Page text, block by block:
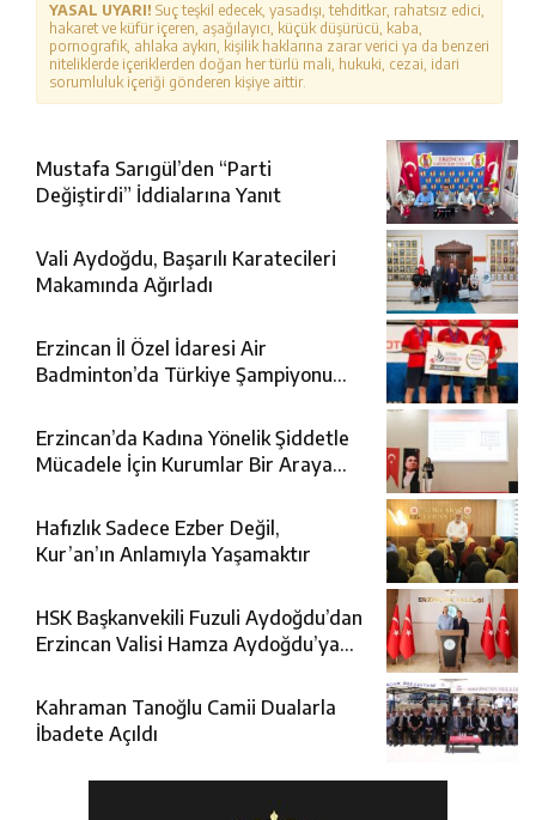
YASAL UYARI! Suç teşkil edecek, yasadışı, tehditkar, rahatsız edici,
hakaret ve küfür içeren, aşağılayıcı, küçük düşürücü, kaba,
pornografik, ahlaka aykırı, kişilik haklarına zarar verici ya da benzeri
niteliklerde içeriklerden doğan her türlü mali, hukuki, cezai, idari
sorumluluk içeriği gönderen kişiye aittir.
Mustafa Sarıgül’den “Parti
Değiştirdi” İddialarına Yanıt
Vali Aydoğdu, Başarılı Karatecileri
Makamında Ağırladı
Erzincan İl Özel İdaresi Air
Badminton’da Türkiye Şampiyonu
Erzincan’da Kadına Yönelik Şiddetle
Mücadele İçin Kurumlar Bir Araya
Hafızlık Sadece Ezber Değil,
Kur’an’ın Anlamıyla Yaşamaktır
HSK Başkanvekili Fuzuli Aydoğdu’dan
Erzincan Valisi Hamza Aydoğdu’ya
Kahraman Tanoğlu Camii Dualarla
İbadete Açıldı